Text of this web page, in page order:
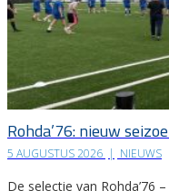
Rohda’76: nieuw
5 AUGUSTUS 2026 | NIEUWS
De selectie van Rohda’76